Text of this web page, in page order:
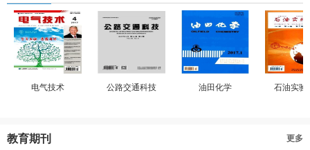
电气技术 公路交通科技 油田化学 石油实验
教育期刊 更多